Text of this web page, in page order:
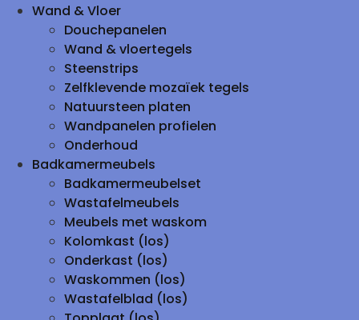
Wand & Vloer
Douchepanelen
Wand & vloertegels
Steenstrips
Zelfklevende mozaïek tegels
Natuursteen platen
Wandpanelen profielen
Onderhoud
Badkamermeubels
Badkamermeubelset
Wastafelmeubels
Meubels met waskom
Kolomkast (los)
Onderkast (los)
Waskommen (los)
Wastafelblad (los)